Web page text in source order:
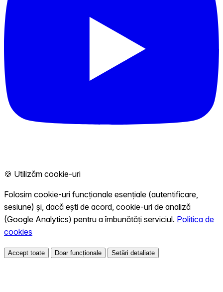
🍪 Utilizăm cookie-uri
Folosim cookie-uri funcționale esențiale (autentificare,
sesiune) și, dacă ești de acord, cookie-uri de analiză
(Google Analytics) pentru a îmbunătăți serviciul. Politica de
cookies
Accept toate Doar funcționale Setări detaliate